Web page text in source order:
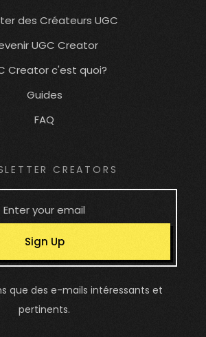
des Créateurs UGC
UGC Creator
Creator c'est quoi?
Guides
FAQ
CREATORS
Sign Up
que des e-mails intéressants et
pertinents.